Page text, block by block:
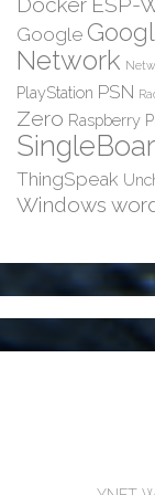
Google
Network
PlayStation PSN
Zero Raspberry
ThingSpeak
Windows